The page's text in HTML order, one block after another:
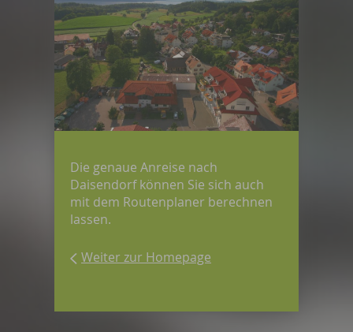
Die genaue Anreise nach
Daisendorf können Sie sich auch
mit dem Routenplaner berechnen
lassen.
Weiter zur Homepage